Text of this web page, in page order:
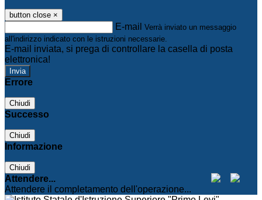
button close ×
E-mail Verrà inviato un messaggio
all'indirizzo indicato con le istruzioni necessarie.
E-mail inviata, si prega di controllare la casella di posta
elettronica!
Errore
Chiudi
Successo
Chiudi
Informazione
Chiudi
Attendere...
Attendere il completamento dell'operazione...